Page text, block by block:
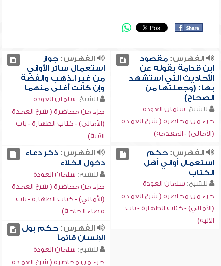
الفهرس:مقصود
ابن قدامة بقوله عن
الأحاديث التي استشهد
بها: (وجعلتها من
الصحاح)
للشيخ: سلمان العودة
جزء من محاضرة ( شرح العمدة
(الأمالي) - المقدمة)
الفهرس:جواز
استعمال سائر الأواني
من غير الذهب والفضة
وإن كانت أغلى منهما
للشيخ: سلمان العودة
جزء من محاضرة ( شرح العمدة
(الأمالي) - كتاب الطهارة - باب
الآنية)
الفهرس:حكم
استعمال أواني أهل
الكتاب
للشيخ: سلمان العودة
جزء من محاضرة ( شرح العمدة
(الأمالي) - كتاب الطهارة - باب
الآنية)
الفهرس: ذكر دعاء
دخول الخلاء
للشيخ: سلمان العودة
جزء من محاضرة ( شرح العمدة
(الأمالي) - كتاب الطهارة - باب
قضاء الحاجة)
الفهرس:حكم بول
الإنسان قائماً
للشيخ: سلمان العودة
جزء من محاضرة ( شرح العمدة